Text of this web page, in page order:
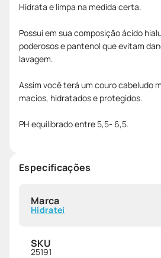
Hidrata e limpa na medida certa.
Possui em sua composição ácido
poderosos e pantenol que evitam
lavagem.
Assim você terá um couro cabeludo
macios, hidratados e protegidos.
PH equilibrado entre 5,5- 6,5.
Especificações
Marca
Hidratei
SKU
25191